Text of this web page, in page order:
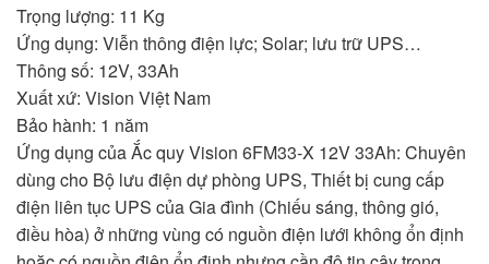
Trọng lượng: 11 Kg
Ứng dụng: Viễn thông điện lực; Solar; lưu trữ UPS…
Thông số: 12V, 33Ah
Xuất xứ: Vision Việt Nam
Bảo hành: 1 năm
Ứng dụng của Ắc quy Vision 6FM33-X 12V 33Ah: Chuyên
dùng cho Bộ lưu điện dự phòng UPS, Thiết bị cung cấp
điện liên tục UPS của Gia đình (Chiếu sáng, thông gió,
điều hòa) ở những vùng có nguồn điện lưới không ổn định